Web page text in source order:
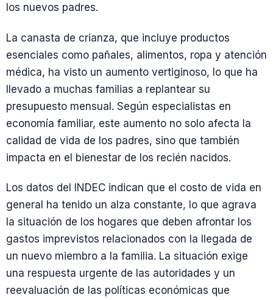
los nuevos padres.
La canasta de crianza, que incluye productos
esenciales como pañales, alimentos, ropa y atención
médica, ha visto un aumento vertiginoso, lo que ha
llevado a muchas familias a replantear su
presupuesto mensual. Según especialistas en
economía familiar, este aumento no solo afecta la
calidad de vida de los padres, sino que también
impacta en el bienestar de los recién nacidos.
Los datos del INDEC indican que el costo de vida en
general ha tenido un alza constante, lo que agrava
la situación de los hogares que deben afrontar los
gastos imprevistos relacionados con la llegada de
un nuevo miembro a la familia. La situación exige
una respuesta urgente de las autoridades y un
reevaluación de las políticas económicas que